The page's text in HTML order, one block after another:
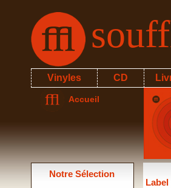
Vinyles CD
Accueil
Notre Sélection
Label